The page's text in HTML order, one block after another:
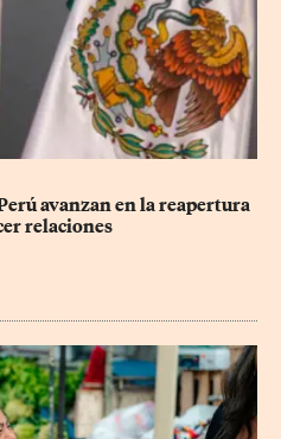
avanzan en la reapertura
relaciones